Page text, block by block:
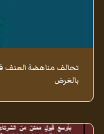
تحالف مناهضة العنف
بالغرض